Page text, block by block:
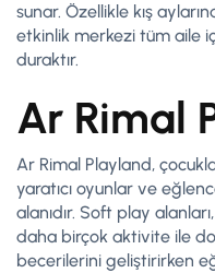
sunar. Özellikle kış
etkinlik merkezi tüm aile
duraktır.
Ar Rimal
Ar Rimal Playland,
yaratıcı oyunlar ve
alanıdır. Soft play
daha birçok aktivite ile
becerilerini geliştirirken